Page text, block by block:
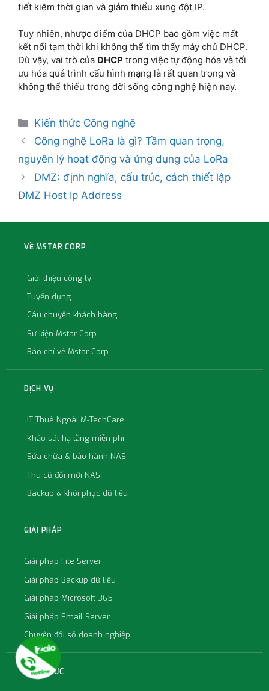
tiết kiệm thời gian và giảm thiểu xung đột IP.
Tuy nhiên, nhược điểm của DHCP bao gồm việc mất
kết nối tạm thời khi không thể tìm thấy máy chủ DHCP.
Dù vậy, vai trò của DHCP trong việc tự động hóa và tối
ưu hóa quá trình cấu hình mạng là rất quan trọng và
không thể thiếu trong đời sống công nghệ hiện nay.
Kiến thức Công nghệ
Công nghệ LoRa là gì? Tầm quan trọng,
nguyên lý hoạt động và ứng dụng của LoRa
DMZ: định nghĩa, cấu trúc, cách thiết lập
DMZ Host Ip Address
VỀ MSTAR CORP
Giới thiệu công ty
Tuyển dụng
Câu chuyện khách hàng
Sự kiện Mstar Corp
Báo chí về Mstar Corp
DỊCH VỤ
IT Thuê Ngoài M-TechCare
Khảo sát hạ tầng miễn phí
Sửa chữa & bảo hành NAS
Thu cũ đổi mới NAS
Backup & khôi phục dữ liệu
GIẢI PHÁP
Giải pháp File Server
Giải pháp Backup dữ liệu
Giải pháp Microsoft 365
Giải pháp Email Server
Chuyển đổi số doanh nghiệp
KIẾN THỨC